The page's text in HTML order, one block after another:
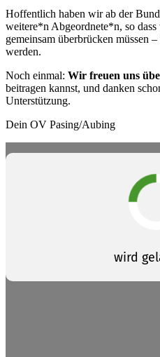
Hoffentlich haben wir ab der
weitere*n Abgeordnete*n, so
gemeinsam überbrücken müssen
werden.
Noch einmal: Wir freuen uns
beitragen kannst, und danken
Unterstützung.
Dein OV Pasing/Aubing